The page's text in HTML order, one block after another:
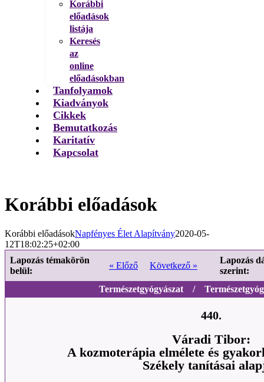
Korábbi
előadások
listája
Keresés
az
online
előadásokban
Tanfolyamok
Kiadványok
Cikkek
Bemutatkozás
Karitatív
Kapcsolat
Korábbi előadások
Korábbi előadásokNapfényes Élet Alapítvány2020-05-
12T18:02:25+02:00
Lapozás témakörön
belül:
« Előző Következő »
Lapozás
szerint:
Természetgyógyászat /
440.
Váradi Tibor:
A kozmoterápia elmélete és
Székely tanításai